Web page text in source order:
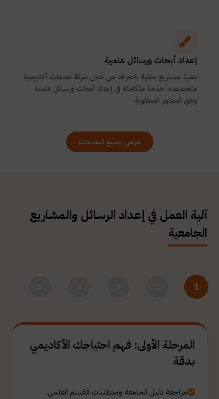
إعداد أبحاث ورسائل علمية
تنفيذ مشاريع بحثية باحتراف من خلال شركة خدمات أكاديمية
متخصصة. خدمة متكاملة في إعداد أبحاث ورسائل علمية
وفق المعايير المطلوبة.
عرض جميع الخدمات
آلية العمل في إعداد الرسائل والمشاريع
الجامعية
1
المرحلة الأولى: فهم احتياجك الأكاديمي
بدقة
مراجعة دليل الجامعة ومتطلبات القسم العلمي.